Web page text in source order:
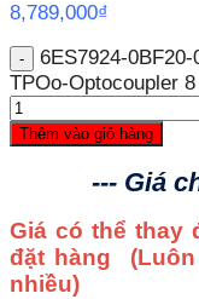
8,789,000₫
6ES7924-
TPOo-Optocoupler
Thêm vào giỏ hàng
--- Giá
Giá có thể thay
đặt hàng
nhiều)